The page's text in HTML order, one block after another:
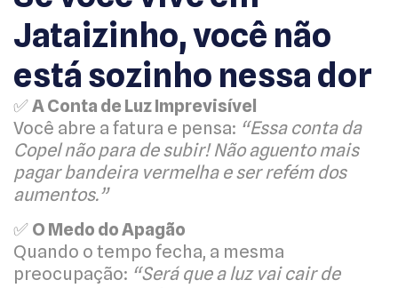
Jataizinho, você não
está sozinho nessa dor
✅A Conta de Luz Imprevisível
Você abre a fatura e pensa: “Essa conta da
Copel não para de subir! Não aguento mais
pagar bandeira vermelha e ser refém dos
aumentos.”
✅ O Medo do Apagão
Quando o tempo fecha, a mesma
preocupação: “Será que a luz vai cair de